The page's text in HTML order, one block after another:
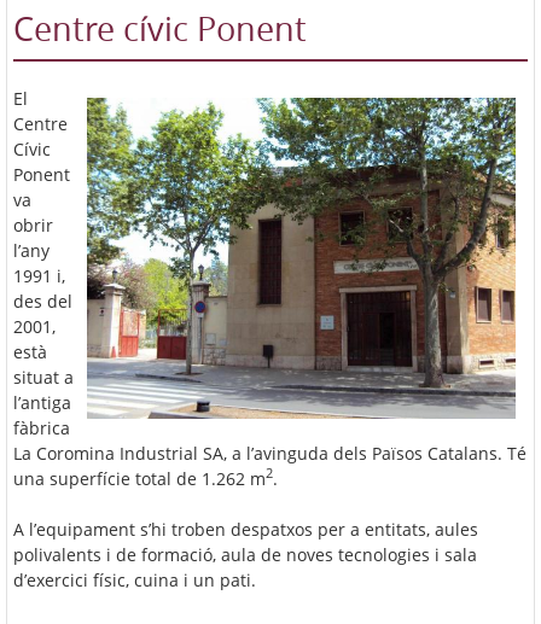
Centre cívic Ponent
El
Centre
Cívic
Ponent
va
obrir
l’any
1991 i,
des del
2001,
està
situat a
l’antiga
fàbrica
La Coromina Industrial SA, a l’avinguda dels Països Catalans. Té
una superfície total de 1.262 m2.
A l’equipament s’hi troben despatxos per a entitats, aules
polivalents i de formació, aula de noves tecnologies i sala
d’exercici físic, cuina i un pati.